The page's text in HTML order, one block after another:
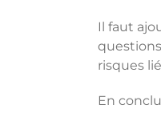
Il faut
risques
En